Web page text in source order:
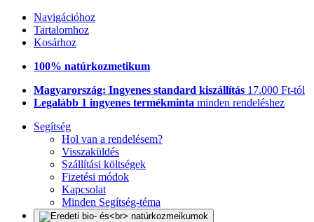
Navigációhoz
Tartalomhoz
Kosárhoz
100% natúrkozmetikum
Magyarország: Ingyenes standard kiszállítás 17.000 Ft-tól
Legalább 1 ingyenes termékminta minden rendeléshez
Segítség
Hol van a rendelésem?
Visszaküldés
Szállítási költségek
Fizetési módok
Kapcsolat
Minden Segítség-téma